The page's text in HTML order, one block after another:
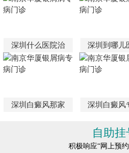
深圳什么医院治 深圳到哪儿
深圳白癜风那家 深圳白癜风
自助挂
积极响应“网上预